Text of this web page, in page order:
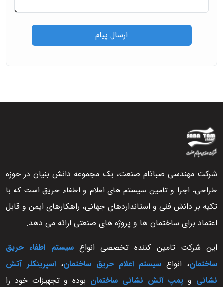
ارسال پیام
شرکت مهندسی صباتام صنعت، یک مجموعه دانش بنیان در حوزه
طراحی، اجرا و تامین سیستم های اعلام و اطفاء حریق است که با
تکیه بر دانش فنی و استانداردهای جهانی، راهکارهای ایمن و قابل
اعتماد برای ساختمان ها و پروژه های صنعتی ارائه می دهد.
این شرکت تامین کننده تخصصی انواعسیستم اطفاء حریق
ساختمان، انواع سیستم اعلام حریق ساختمان، اسپرینکلر آتش
نشانی و پمپ آتش نشانی ساختمان بوده و تجهیزات خود را